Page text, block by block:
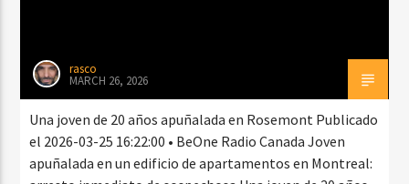
rasco
MARCH 26, 2026
Una joven de 20 años apuñalada en Rosemont Publicado
el 2026-03-25 16:22:00 • BeOne Radio Canada Joven
apuñalada en un edificio de apartamentos en Montreal: